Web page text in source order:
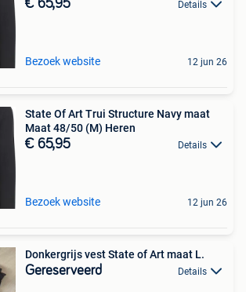
€ 65,95 Details
Bezoek website 12 jun 26
State Of Art Trui Structure Navy maat
Maat 48/50 (M) Heren
€ 65,95 Details
Bezoek website 12 jun 26
Donkergrijs vest State of Art maat L.
Gereserveerd Details